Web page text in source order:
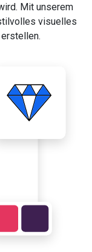
Mit unserem
visuelles